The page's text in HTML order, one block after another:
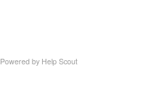
Powered by Help Scout